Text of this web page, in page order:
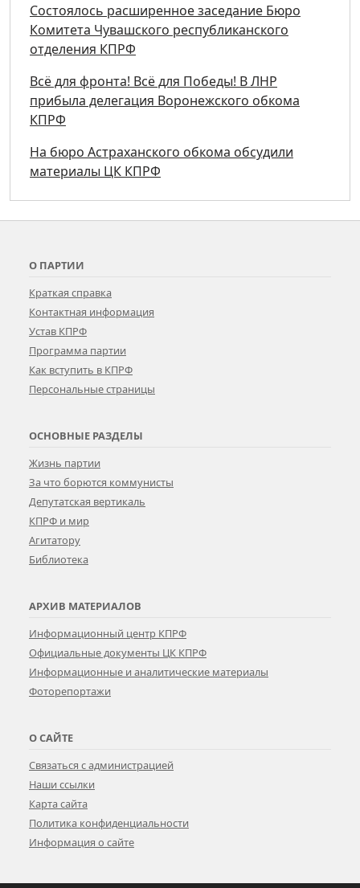
Состоялось расширенное заседание Бюро
Комитета Чувашского республиканского
отделения КПРФ
Всё для фронта! Всё для Победы! В ЛНР
прибыла делегация Воронежского обкома
КПРФ
На бюро Астраханского обкома обсудили
материалы ЦК КПРФ
О ПАРТИИ
Краткая справка
Контактная информация
Устав КПРФ
Программа партии
Как вступить в КПРФ
Персональные страницы
ОСНОВНЫЕ РАЗДЕЛЫ
Жизнь партии
За что борются коммунисты
Депутатская вертикаль
КПРФ и мир
Агитатору
Библиотека
АРХИВ МАТЕРИАЛОВ
Информационный центр КПРФ
Официальные документы ЦК КПРФ
Информационные и аналитические материалы
Фоторепортажи
О САЙТЕ
Связаться с администрацией
Наши ссылки
Карта сайта
Политика конфиденциальности
Информация о сайте